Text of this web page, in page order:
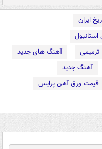
ایران
ترمیمی
آهنگ های جدید
آهنگ جدید
قیمت ورق آهن پرایس